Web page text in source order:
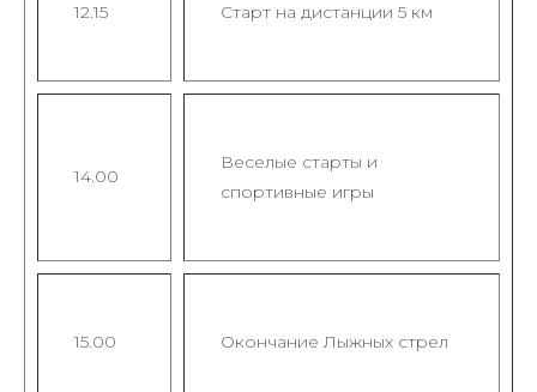
12.15 Старт на дистанции 5 км
14.00
Веселые старты и
спортивные игры
15.00 Окончание Лыжных стрел